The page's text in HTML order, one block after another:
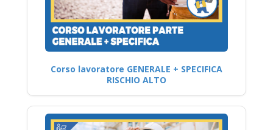
Corso lavoratore GENERALE + SPECIFICA
RISCHIO ALTO